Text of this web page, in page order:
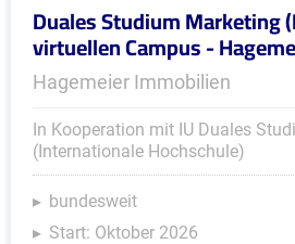
Duales Studium Marketing
virtuellen Campus -
Hagemeier Immobilien
In Kooperation mit IU Duales
(Internationale Hochschule)
bundesweit
Start: Oktober 2026